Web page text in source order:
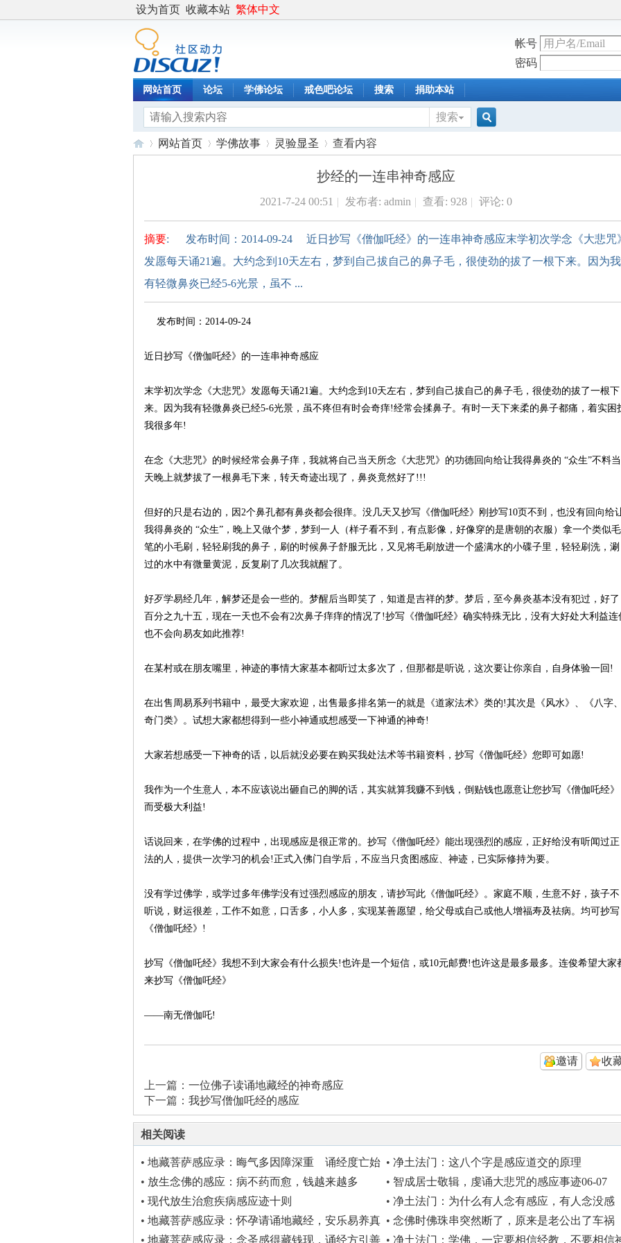
设为首页 收藏本站 繁体中文
帐号
密码
网站首页 论坛 学佛论坛 戒色吧论坛 搜索 捐助本站
搜索
索
网站首页 学佛故事
›
灵验显圣
›
查看内容
抄经的一连串神奇感应
2021-7-24 00:51 | 发布者: admin | 查看: 928 | 评论: 0
摘要: 发布时间：2014-09-24 近日抄写《僧伽吒经》的一连串神奇感应末学初次学念《大悲咒
发愿每天诵21遍。大约念到10天左右，梦到自己拔自己的鼻子毛，很使劲的拔了一根下来。因为我
有轻微鼻炎已经5-6光景，虽不 ...
发布时间：2014-09-24
近日抄写《僧伽吒经》的一连串神奇感应
末学初次学念《大悲咒》发愿每天诵21遍。大约念到10天左右，梦到自己拔自己的鼻子毛，很使劲的拔了一根下
来。因为我有轻微鼻炎已经5-6光景，虽不疼但有时会奇痒!经常会揉鼻子。有时一天下来柔的鼻子都痛，着实困
我很多年!
在念《大悲咒》的时候经常会鼻子痒，我就将自己当天所念《大悲咒》的功德回向给让我得鼻炎的 “众生”不料当
天晚上就梦拔了一根鼻毛下来，转天奇迹出现了，鼻炎竟然好了!!!
但好的只是右边的，因2个鼻孔都有鼻炎都会很痒。没几天又抄写《僧伽吒经》刚抄写10页不到，也没有回向给
我得鼻炎的 “众生”，晚上又做个梦，梦到一人（样子看不到，有点影像，好像穿的是唐朝的衣服）拿一个类似毛
笔的小毛刷，轻轻刷我的鼻子，刷的时候鼻子舒服无比，又见将毛刷放进一个盛满水的小碟子里，轻轻刷洗，涮
过的水中有微量黄泥，反复刷了几次我就醒了。
好歹学易经几年，解梦还是会一些的。梦醒后当即笑了，知道是吉祥的梦。梦后，至今鼻炎基本没有犯过，好了
百分之九十五，现在一天也不会有2次鼻子痒痒的情况了!抄写《僧伽吒经》确实特殊无比，没有大好处大利益连
也不会向易友如此推荐!
在某村或在朋友嘴里，神迹的事情大家基本都听过太多次了，但那都是听说，这次要让你亲自，自身体验一回!
在出售周易系列书籍中，最受大家欢迎，出售最多排名第一的就是《道家法术》类的!其次是《风水》、《八字、
奇门类》。试想大家都想得到一些小神通或想感受一下神通的神奇!
大家若想感受一下神奇的话，以后就没必要在购买我处法术等书籍资料，抄写《僧伽吒经》您即可如愿!
我作为一个生意人，本不应该说出砸自己的脚的话，其实就算我赚不到钱，倒贴钱也愿意让您抄写《僧伽吒经》
而受极大利益!
话说回来，在学佛的过程中，出现感应是很正常的。抄写《僧伽吒经》能出现强烈的感应，正好给没有听闻过正
法的人，提供一次学习的机会!正式入佛门自学后，不应当只贪图感应、神迹，已实际修持为要。
没有学过佛学，或学过多年佛学没有过强烈感应的朋友，请抄写此《僧伽吒经》。家庭不顺，生意不好，孩子不
听说，财运很差，工作不如意，口舌多，小人多，实现某善愿望，给父母或自己或他人增福寿及祛病。均可抄写
《僧伽吒经》!
抄写《僧伽吒经》我想不到大家会有什么损失!也许是一个短信，或10元邮费!也许这是最多最多。连俊希望大家
来抄写《僧伽吒经》
——南无僧伽吒!
收
邀请
上一篇： 一位佛子读诵地藏经的神奇感应
下一篇： 我抄写僧伽吒经的感应
相关阅读
• 地藏菩萨感应录：晦气多因障深重 诵经度亡始
得消！
• 净土法门：这八个字是感应道交的原理
• 放生念佛的感应：病不药而愈，钱越来越多 • 智成居士敬辑，虔诵大悲咒的感应事迹06-07
• 现代放生治愈疾病感应迹十则 • 净土法门：为什么有人念有感应，有人念没感
应，心不一样
• 地藏菩萨感应录：怀孕请诵地藏经，安乐易养真
开心
• 念佛时佛珠串突然断了，原来是老公出了车祸
• 地藏菩萨感应录：念圣感得藏钱现，诵经方引善 • 净土法门：学佛，一定要相信经教，不要相信